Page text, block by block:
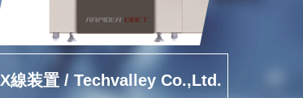
X線装置 / Techvalley Co.,Ltd.